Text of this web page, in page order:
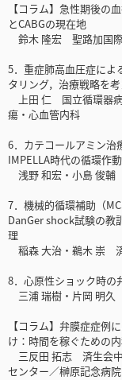
【コラム】急性期後
とCABGの現在地
鈴木 隆宏 聖路加国
5．重症肺高血圧症によ
タリング，治療戦略を
上田 仁 国立循環器病
瘍・心血管内科
6．カテコールアミン治
IMPELLA時代の循環作
浅野 和宏・小島 俊輔
7．機械的循環補助（
DanGer shock試験の教
理
稲森 大治・鵜木 崇
8．心原性ショック時の
三浦 瑞樹・片岡 明久
【コラム】弁膜症症例
け：時間を稼ぐための
三反田 拓志 済生会中
センター／榊原記念病